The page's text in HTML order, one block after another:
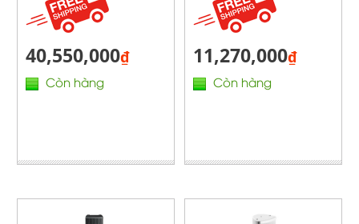
40,550,000₫
Còn hàng
11,270,000₫
Còn hàng